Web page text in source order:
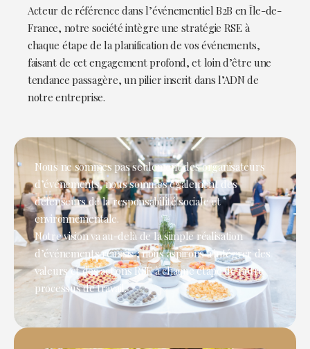
Acteur de référence dans l’événementiel B2B en Île-de-
France, notre société intègre une stratégie RSE à
chaque étape de la planification de vos événements,
faisant de cet engagement profond, et loin d’être une
tendance passagère, un pilier inscrit dans l’ADN de
notre entreprise.
Nous ne sommes pas seulement des organisateurs
d’événements, nous sommes également des
défenseurs de la responsabilité sociale et
environnementale.
Notre vision va au-delà de la simple réalisation
d’événements réussis ; nous aspirons à intégrer des
valeurs et des actions RSE à chaque étape de notre
processus de travail.